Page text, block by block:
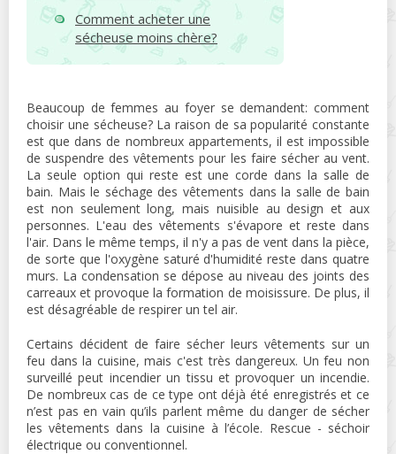
Comment acheter une
sécheuse moins chère?
Beaucoup de femmes au foyer se demandent: comment
choisir une sécheuse? La raison de sa popularité constante
est que dans de nombreux appartements, il est impossible
de suspendre des vêtements pour les faire sécher au vent.
La seule option qui reste est une corde dans la salle de
bain. Mais le séchage des vêtements dans la salle de bain
est non seulement long, mais nuisible au design et aux
personnes. L'eau des vêtements s'évapore et reste dans
l'air. Dans le même temps, il n'y a pas de vent dans la pièce,
de sorte que l'oxygène saturé d'humidité reste dans quatre
murs. La condensation se dépose au niveau des joints des
carreaux et provoque la formation de moisissure. De plus, il
est désagréable de respirer un tel air.
Certains décident de faire sécher leurs vêtements sur un
feu dans la cuisine, mais c'est très dangereux. Un feu non
surveillé peut incendier un tissu et provoquer un incendie.
De nombreux cas de ce type ont déjà été enregistrés et ce
n’est pas en vain qu’ils parlent même du danger de sécher
les vêtements dans la cuisine à l’école. Rescue - séchoir
électrique ou conventionnel.